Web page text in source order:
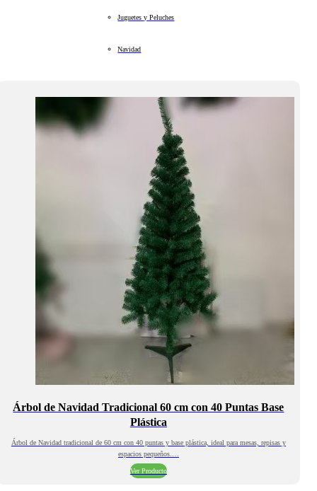
Juguetes y Peluches
Navidad
Árbol de Navidad Tradicional 60 cm con 40 Puntas Base
Plástica
Árbol de Navidad tradicional de 60 cm con 40 puntas y base plástica, ideal para mesas, repisas y
espacios pequeños.…
Ver Producto